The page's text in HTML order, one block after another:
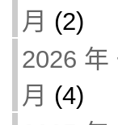
月 (2)
2026 年
月 (4)